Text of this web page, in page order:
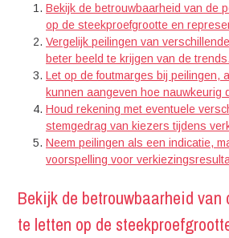
Bekijk de betrouwbaarheid van de
op de steekproefgrootte en
Vergelijk peilingen van
beter beeld te krijgen van de trends.
Let op de foutmarges bij peilingen,
kunnen aangeven hoe nauwkeurig
Houd rekening met eventuele
stemgedrag van kiezers tijdens
Neem peilingen als een indicatie,
voorspelling voor
Bekijk de betrouwbaarheid
te letten op de